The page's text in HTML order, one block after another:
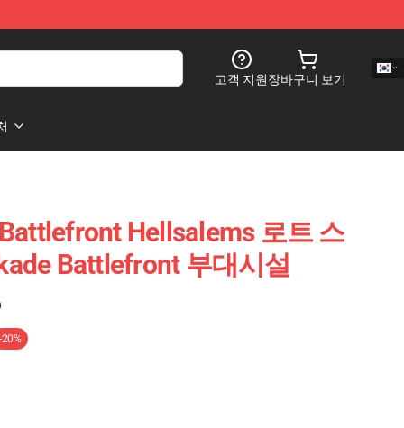
고객 지원장바구니 보기
Hellsalems 로트 스
Battlefront 부대시설
-20%